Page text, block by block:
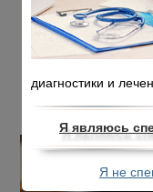
диагностики и
Я являюсь
Я не